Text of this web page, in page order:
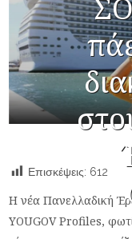
Επισκέψεις: 612
Η νέα Πανελλαδική
YOUGOV Prοfiles,